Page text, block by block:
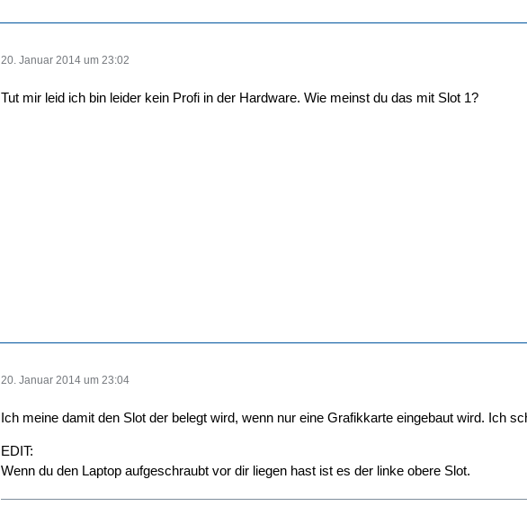
20. Januar 2014 um 23:02
Tut mir leid ich bin leider kein Profi in der Hardware. Wie meinst du das mit Slot 1?
20. Januar 2014 um 23:04
Ich meine damit den Slot der belegt wird, wenn nur eine Grafikkarte eingebaut wird. Ich
EDIT:
Wenn du den Laptop aufgeschraubt vor dir liegen hast ist es der linke obere Slot.